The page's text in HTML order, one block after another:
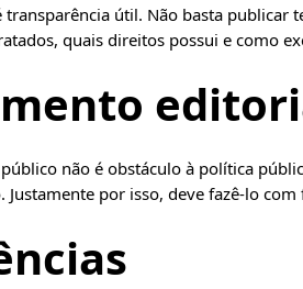
útil. Não basta publicar
quais direitos possui e como
não é obstáculo à política
Justamente por isso, deve fazê-lo